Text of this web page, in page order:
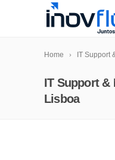
Home IT Support
IT Support &
Lisboa